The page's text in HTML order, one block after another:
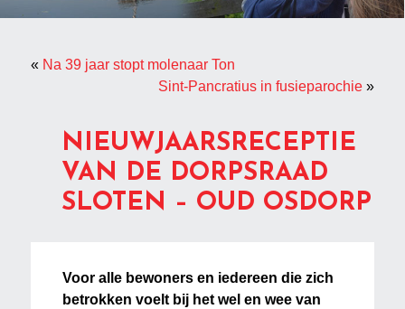
« Na 39 jaar stopt molenaar Ton
Sint-Pancratius in fusieparochie»
NIEUWJAARSRECEPTIE
VAN DE DORPSRAAD
SLOTEN – OUD OSDORP
Voor alle bewoners en iedereen die zich
betrokken voelt bij het wel en wee van